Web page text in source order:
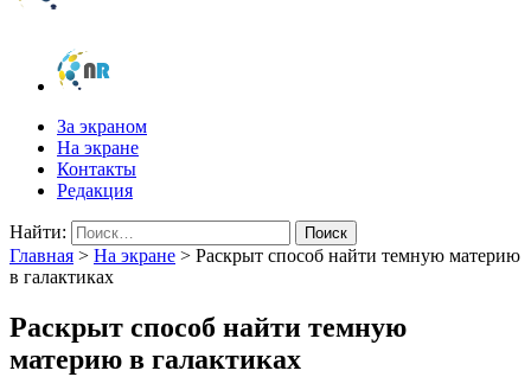
newsroom.su
Новости о новостях
За экраном
На экране
Контакты
Редакция
Найти:
Главная > На экране > Раскрыт способ найти темную материю
в галактиках
Раскрыт способ найти темную
материю в галактиках